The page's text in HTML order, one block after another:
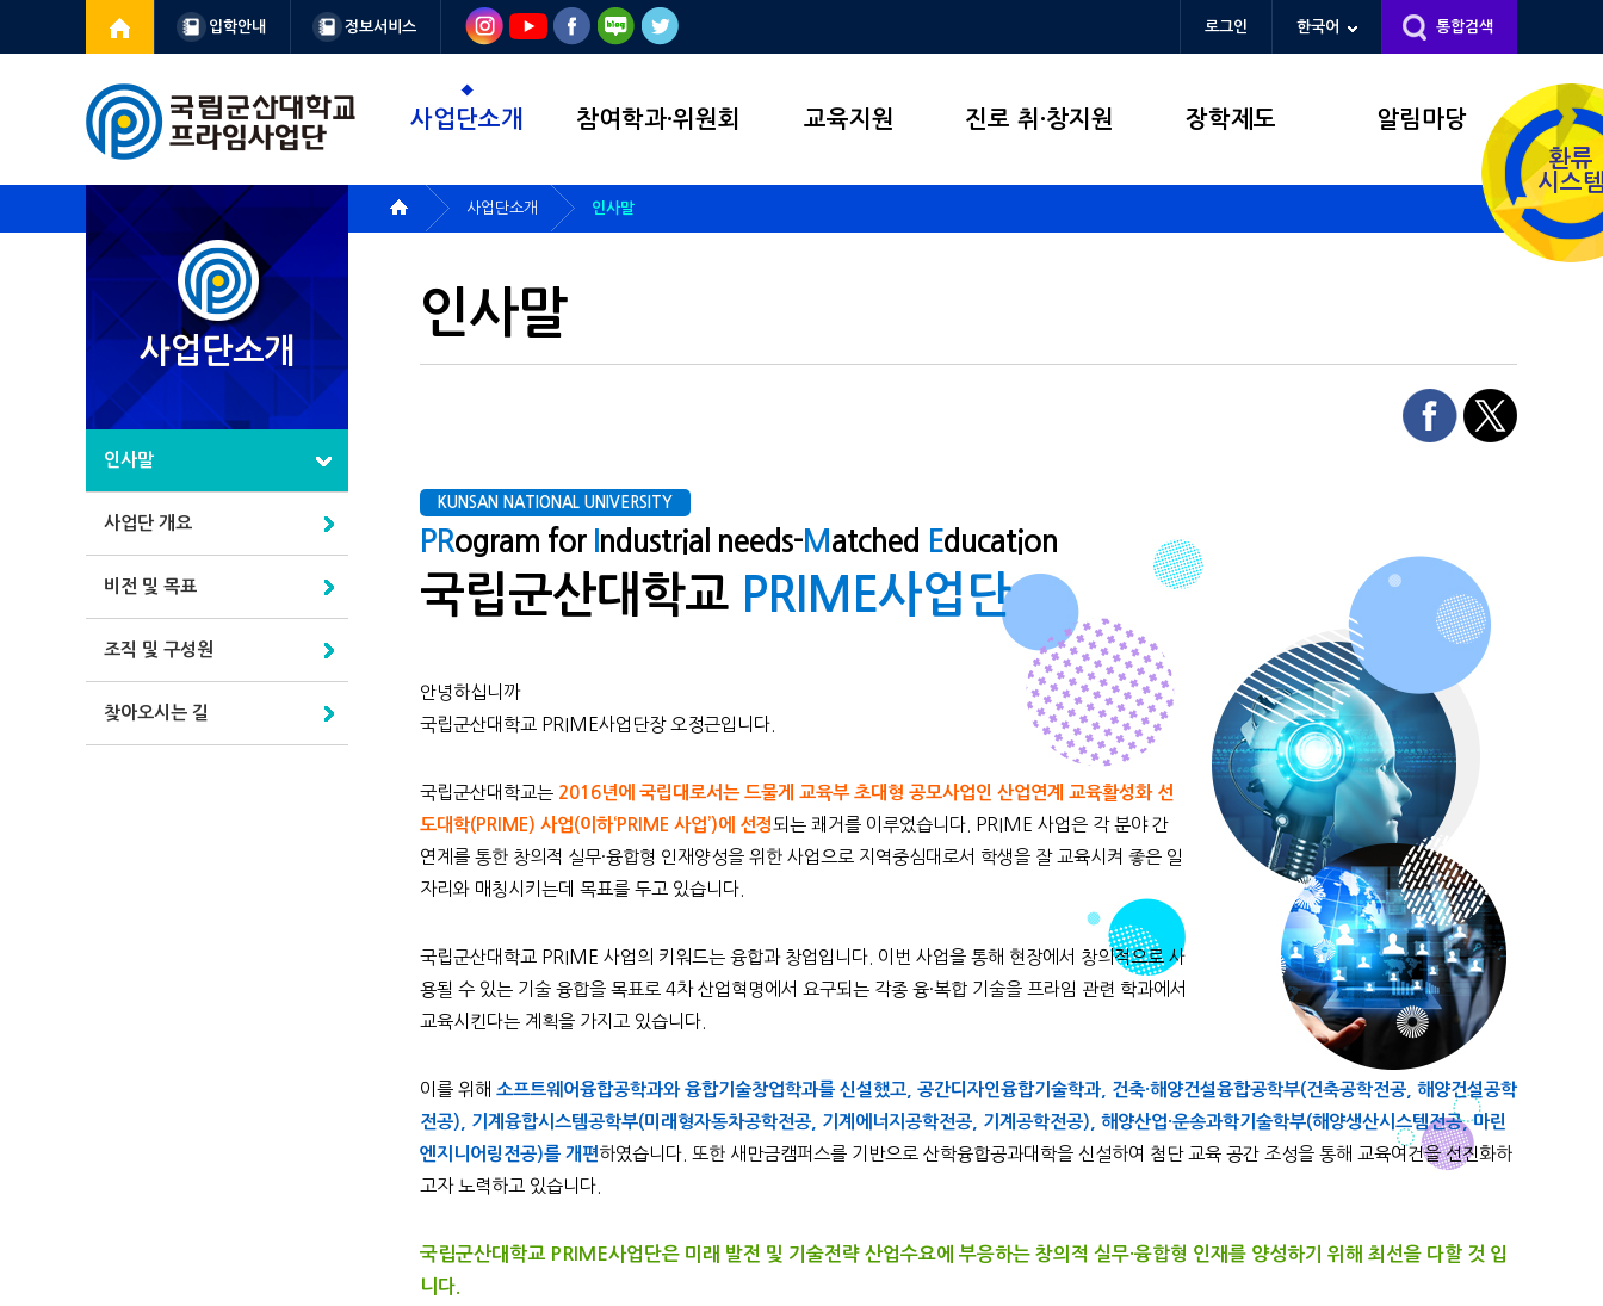
입학안내 정보서비스 로그인 한국어 통합검색
환류
시스
사업단소개 참여학과·위원회 교육지원 진로 취·창지원 장학제도 알림마당
사업단소개
인사말
사업단 개요
비전 및 목표
조직 및 구성원
찾아오시는 길
사업단소개 인사말
인사말
KUNSAN NATIONAL UNIVERSITY
PRogram for ndustrial needs-Matched Education
국립군산대학교 PRIME사업단
안녕하십니까
국립군산대학교 PRIME사업단장 오정근입니다.
국립군산대학교는 2016년에 국립대로서는 드물게 교육부 초대형 공모사업인 산업연계 교육활성화 선
도대학(PRIME) 사업(이하‘PRIME 사업’)에 선정되는 쾌거를 이루었습니다. PRIME 사업은 각 분야 간
연계를 통한 창의적 실무·융합형 인재양성을 위한 사업으로 지역중심대로서 학생을 잘 교육시켜 좋은 일
자리와 매칭시키는데 목표를 두고 있습니다.
국립군산대학교 PRIME 사업의 키워드는 융합과 창업입니다. 이번 사업을 통해 현장에서 창의적으로 사
용될 수 있는 기술 융합을 목표로 4차 산업혁명에서 요구되는 각종 융·복합 기술을 프라임 관련 학과에서
교육시킨다는 계획을 가지고 있습니다.
이를 위해 소프트웨어융합공학과와 융합기술창업학과를 신설했고, 공간디자인융합기술학과, 건축·해양건설융합공학부(건축공학전공, 해양건설공학
전공), 기계융합시스템공학부(미래형자동차공학전공, 기계에너지공학전공, 기계공학전공), 해양산업·운송과학기술학부(해양생산시스템전공, 마린
엔지니어링전공)를 개편하였습니다. 또한 새만금캠퍼스를 기반으로 산학융합공과대학을 신설하여 첨단 교육 공간 조성을 통해 교육여건을 선진화하
고자 노력하고 있습니다.
국립군산대학교 PRIME사업단은 미래 발전 및 기술전략 산업수요에 부응하는 창의적 실무·융합형 인재를 양성하기 위해 최선을 다할 것 입
니다.